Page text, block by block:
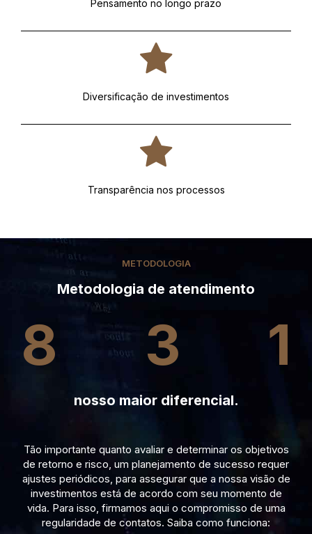
Pensamento no longo prazo
Diversificação de investimentos
Transparência nos processos
METODOLOGIA
Metodologia de atendimento
8 3 1
nosso maior diferencial.
Tão importante quanto avaliar e determinar os objetivos
de retorno e risco, um planejamento de sucesso requer
ajustes periódicos, para assegurar que a nossa visão de
investimentos está de acordo com seu momento de
vida. Para isso, firmamos aqui o compromisso de uma
regularidade de contatos. Saiba como funciona: